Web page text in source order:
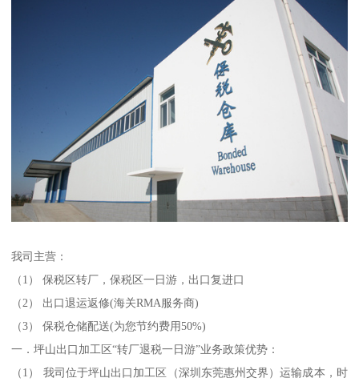
我司主营：
（1） 保税区转厂，保税区一日游，出口复进口
（2） 出口退运返修(海关RMA服务商)
（3） 保税仓储配送(为您节约费用50%)
一．坪山出口加工区“转厂退税一日游”业务政策优势：
（1） 我司位于坪山出口加工区（深圳东莞惠州交界）运输成本，时